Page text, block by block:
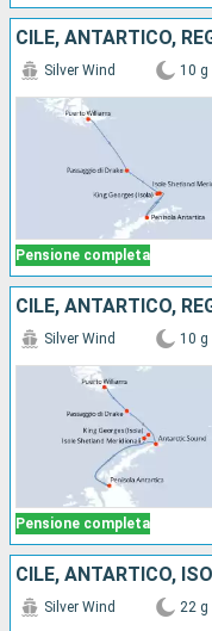
CILE, ANTARTICO,
Pensione completa
Silver Wind 10 g
CILE, ANTARTICO,
Pensione completa
Silver Wind 10 g
Silver Wind 22 g